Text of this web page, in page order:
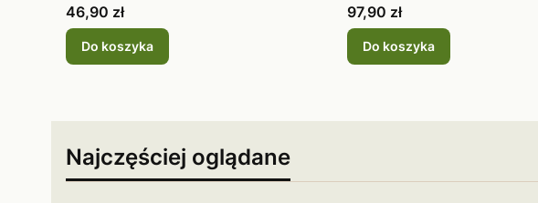
Cena
46,90 zł
Do koszyka
Cena
97,90 zł
Do koszyka
Najczęściej oglądane